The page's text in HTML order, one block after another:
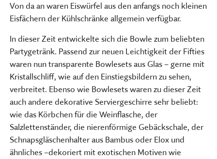
Von da an waren Eiswürfel aus den anfangs noch kleinen
Eisfächern der Kühlschränke allgemein verfügbar.
In dieser Zeit entwickelte sich die Bowle zum beliebten
Partygetränk. Passend zur neuen Leichtigkeit der Fifties
waren nun transparente Bowlesets aus Glas – gerne mit
Kristallschliff, wie auf den Einstiegsbildern zu sehen,
verbreitet. Ebenso wie Bowlesets waren zu dieser Zeit
auch andere dekorative Serviergeschirre sehr beliebt:
wie das Körbchen für die Weinflasche, der
Salzlettenständer, die nierenförmige Gebäckschale, der
Schnapsgläschenhalter aus Bambus oder Elox und
ähnliches –dekoriert mit exotischen Motiven wie